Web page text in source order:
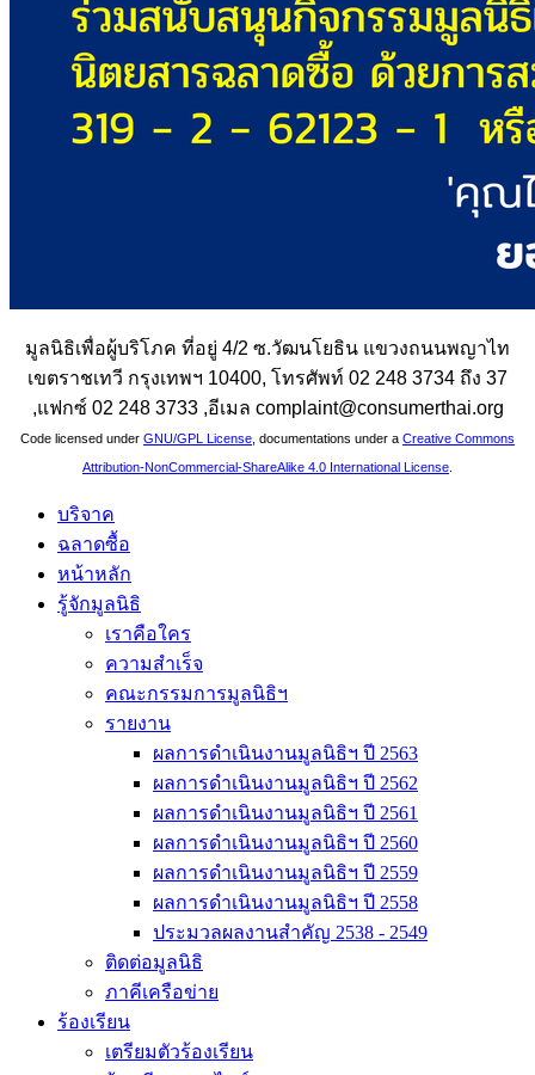
มูลนิธิเพื่อผู้บริโภค ที่อยู่ 4/2 ซ.วัฒนโยธิน แขวงถนนพญาไท
เขตราชเทวี กรุงเทพฯ 10400, โทรศัพท์ 02 248 3734 ถึง 37
,แฟกซ์ 02 248 3733 ,อีเมล complaint@consumerthai.org
Code licensed under GNU/GPL License , documentations under a Creative Commons
Attribution-NonCommercial-ShareAlike 4.0 International License
บริจาค
ฉลาดซื้อ
หน้าหลัก
รู้จักมูลนิธิ
เราคือใคร
ความสำเร็จ
คณะกรรมการมูลนิธิฯ
รายงาน
ผลการดำเนินงานมูลนิธิฯ ปี 2563
ผลการดำเนินงานมูลนิธิฯ ปี 2562
ผลการดำเนินงานมูลนิธิฯ ปี 2561
ผลการดำเนินงานมูลนิธิฯ ปี 2560
ผลการดำเนินงานมูลนิธิฯ ปี 2559
ผลการดำเนินงานมูลนิธิฯ ปี 2558
ประมวลผลงานสำคัญ 2538 - 2549
ติดต่อมูลนิธิ
ภาคีเครือข่าย
ร้องเรียน
เตรียมตัวร้องเรียน